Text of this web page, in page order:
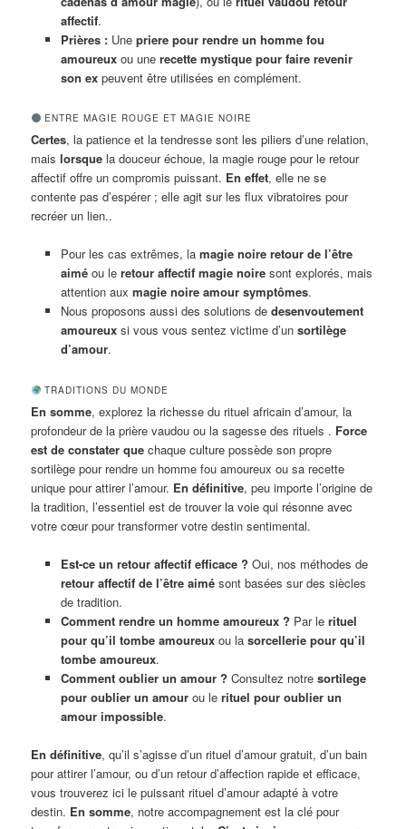
affectif.
Prières :Une priere pour rendre un homme fou
amoureuxou une recette mystique pour faire revenir
son expeuvent être utilisées en complément.
ENTRE MAGIE ROUGE ET MAGIE NOIRE
Certes, la patience et la tendresse sont les piliers d’une relation,
maislorsque la douceur échoue, la magie rouge pour le retour
affectif offre un compromis puissant. En effet, elle ne se
contente pas d’espérer ; elle agit sur les flux vibratoires pour
recréer un lien..
Pour les cas extrêmes, la magie noire retour de l’être
aiméou le retour affectif magie noiresont explorés, mais
attention aux magie noire amour symptômes.
Nous proposons aussi des solutions de desenvoutement
amoureuxsi vous vous sentez victime d’un sortilège
d’amour.
TRADITIONS DU MONDE
En somme, explorez la richesse du rituel africain d’amour, la
profondeur de la prière vaudou ou la sagesse des rituels . Force
est de constater que chaque culture possède son propre
sortilège pour rendre un homme fou amoureux ou sa recette
unique pour attirer l’amour. En définitive, peu importe l’origine de
la tradition, l’essentiel est de trouver la voie qui résonne avec
votre cœur pour transformer votre destin sentimental.
Est-ce un retour affectif efficace ? Oui, nos méthodes de
retour affectif de l’être aimésont basées sur des siècles
de tradition.
Comment rendre un homme amoureux ? Par le rituel
pour qu’il tombe amoureuxou la sorcellerie pour qu’il
tombe amoureux.
Comment oublier un amour ? Consultez notre sortilege
pour oublier un amourou le rituel pour oublier un
amour impossible.
En définitive, qu’il s’agisse d’un rituel d’amour gratuit, d’un bain
pour attirer l’amour, ou d’un retour d’affection rapide et efficace,
vous trouverez ici le puissant rituel d’amour adapté à votre
destin. En somme, notre accompagnement est la clé pour